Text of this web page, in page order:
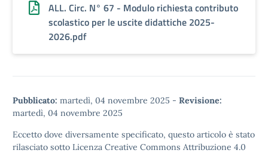
ALL. Circ. N° 67 - Modulo richiesta contributo
scolastico per le uscite didattiche 2025-
2026.pdf
Pubblicato: martedì, 04 novembre 2025 - Revisione:
martedì, 04 novembre 2025
Eccetto dove diversamente specificato, questo articolo è stato
rilasciato sotto Licenza Creative Commons Attribuzione 4.0